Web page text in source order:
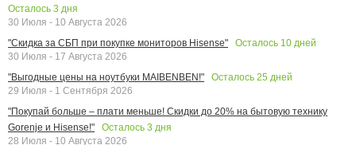
Осталось 3 дня
30 Июля - 10 Августа 2026
"Скидка за СБП при покупке мониторов Hisense"
Осталось 10 дней
30 Июля - 17 Августа 2026
"Выгодные цены на ноутбуки MAIBENBEN!"
Осталось 25 дней
29 Июля - 1 Сентября 2026
"Покупай больше – плати меньше! Скидки до 20% на бытовую технику
Gorenje и Hisense!"
Осталось 3 дня
28 Июля - 10 Августа 2026